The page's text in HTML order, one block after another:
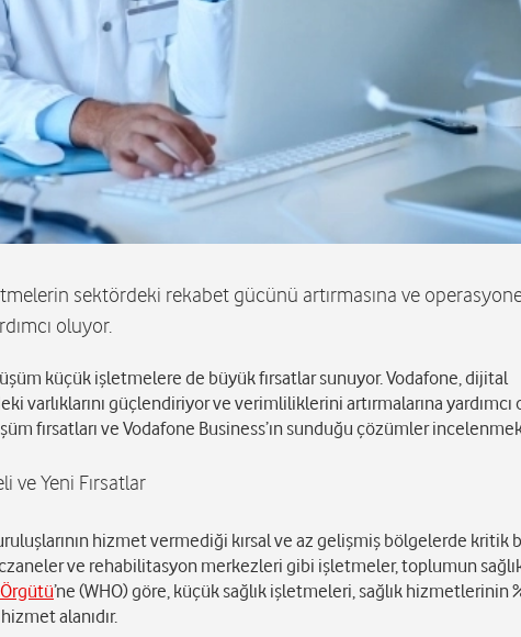
sektördeki rekabet gücünü artırmasına ve
oluyor.
küçük işletmelere de büyük fırsatlar sunuyor. Vodafone, dijital
güçlendiriyor ve verimliliklerini artırmalarına yardımcı
fırsatları ve Vodafone Business’ın sunduğu çözümler
ve Yeni Fırsatlar
hizmet vermediği kırsal ve az gelişmiş bölgelerde kritik
ve rehabilitasyon merkezleri gibi işletmeler, toplumun
’ne (WHO) göre, küçük sağlık işletmeleri, sağlık hizmetlerinin
alanıdır.